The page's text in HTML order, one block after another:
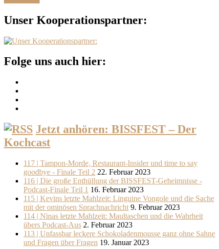
Unser Kooperationspartner:
Folge uns auch hier:
Jetzt anhören: BISSFEST – Der
Kochcast
117 | Tampon-Morde, Restaurant-Insider und time to say
goodbye - Finale Teil 2 22. Februar 2023
116 | Die große Enthüllung der BISSFEST-Geheimnisse -
Podcast-Finale Teil 1 16. Februar 2023
115 | Kevins letzte Mahlzeit: Linguine Vongole und die Sache
mit der ominösen Sprachnachricht 9. Februar 2023
114 | Ninas letzte Mahlzeit: Maultaschen und die Wahrheit
übers Podcast-Aus 2. Februar 2023
113 | Unfassbar leckere Schokoladenmousse ganz ohne Sahne
und Fragen über Fragen 19. Januar 2023